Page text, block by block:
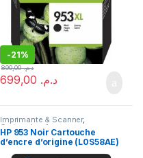
-21%
د.م.
د.م.890,00
Imprimante & Scanner,
Cartouche d'encre
Consommables
HP 953 Noir Cartouche
d’encre d’origine (L0S58AE)